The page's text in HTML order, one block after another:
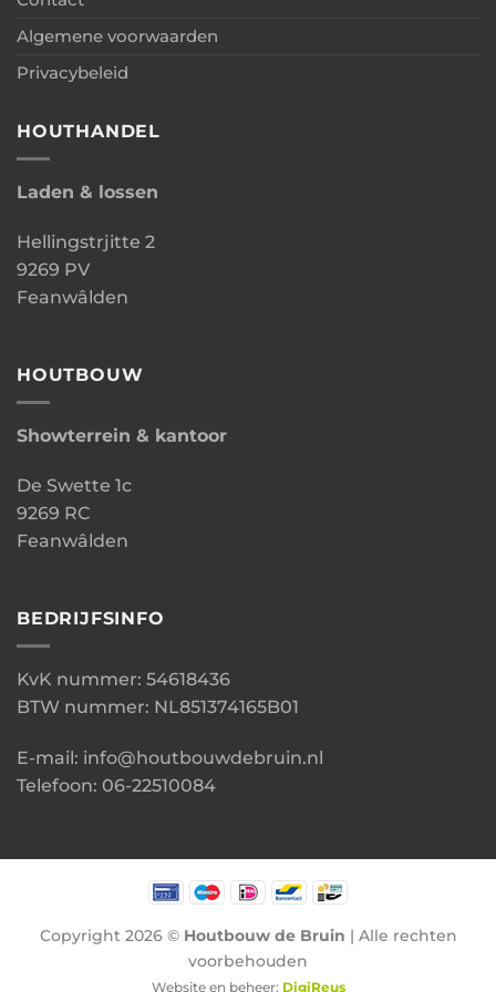
Algemene voorwaarden
Privacybeleid
HOUTHANDEL
Laden & lossen
Hellingstrjitte 2
9269 PV
Feanwâlden
HOUTBOUW
Showterrein & kantoor
De Swette 1c
9269 RC
Feanwâlden
BEDRIJFSINFO
KvK nummer: 54618436
BTW nummer: NL851374165B01
E-mail: info@houtbouwdebruin.nl
Telefoon: 06-22510084
Copyright 2026 © Houtbouw de Bruin | Alle rechten
voorbehouden
Website en beheer: DigiReus